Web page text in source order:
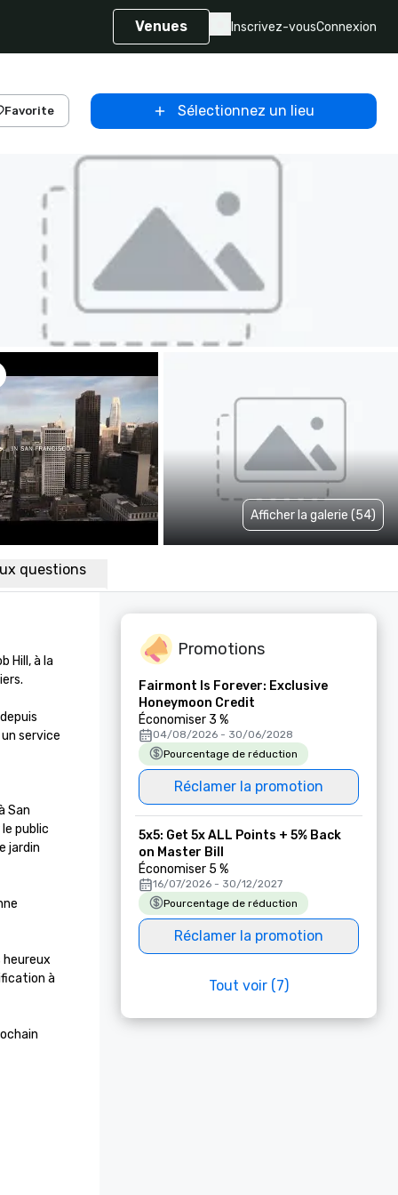
Venues Inscrivez-vousConnexion
Favorite Sélectionnez un lieu
Afficher la galerie (54)
questions
Hill, à la
service
San
public
jardin
à
Promotions
Fairmont Is Forever: Exclusive
Honeymoon Credit
Économiser 3 %
04/08/2026 - 30/06/2028
Pourcentage de réduction
Réclamer la promotion
5x5: Get 5x ALL Points + 5% Back
on Master Bill
Économiser 5 %
16/07/2026 - 30/12/2027
Pourcentage de réduction
Réclamer la promotion
Tout voir (7)